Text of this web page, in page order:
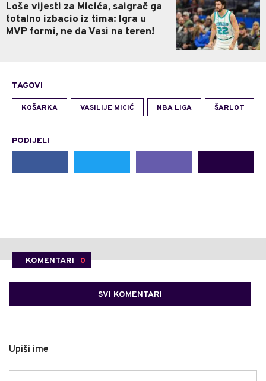
Loše vijesti za Micića, saigrač ga
totalno izbacio iz tima: Igra u
MVP formi, ne da Vasi na teren!
TAGOVI
KOŠARKA VASILIJE MICIĆ NBA LIGA ŠARLOT
PODIJELI
KOMENTARI 0
SVI KOMENTARI
Upiši ime